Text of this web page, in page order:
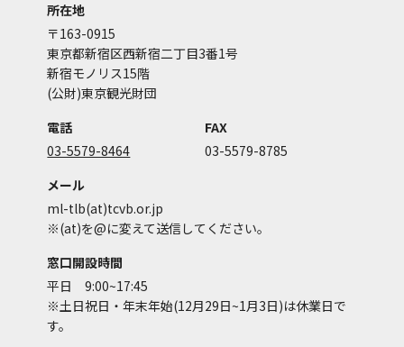
所在地
〒163-0915
東京都新宿区西新宿二丁目3番1号
新宿モノリス15階
(公財)東京観光財団
電話
03-5579-8464
FAX
03-5579-8785
メール
ml-tlb(at)tcvb.or.jp
※(at)を@に変えて送信してください。
窓口開設時間
平日 9:00~17:45
※土日祝日・年末年始(12月29日~1月3日)は休業日で
す。